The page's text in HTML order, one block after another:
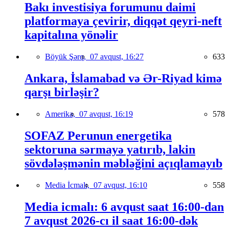
Bakı investisiya forumunu daimi
platformaya çevirir, diqqət qeyri-neft
kapitalına yönəlir
Böyük Şərq, 07 avqust, 16:27 633
Ankara, İslamabad və Ər-Riyad kimə
qarşı birləşir?
Amerika, 07 avqust, 16:19 578
SOFAZ Perunun energetika
sektoruna sərmayə yatırıb, lakin
sövdələşmənin məbləğini açıqlamayıb
Media İcmalı, 07 avqust, 16:10 558
Media icmalı: 6 avqust saat 16:00-dan
7 avqust 2026-cı il saat 16:00-dək